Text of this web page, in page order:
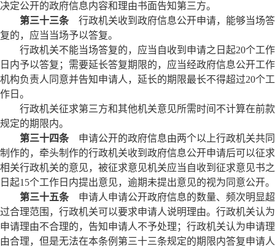
决定公开的政府信息内容和理由书面告知第三方。
第三十三条行政机关收到政府信息公开申请，能够当场答
复的，应当当场予以答复。
行政机关不能当场答复的，应当自收到申请之日起20个工作
日内予以答复；需要延长答复期限的，应当经政府信息公开工作
机构负责人同意并告知申请人，延长的期限最长不得超过20个工
作日。
行政机关征求第三方和其他机关意见所需时间不计算在前款
规定的期限内。
第三十四条申请公开的政府信息由两个以上行政机关共同
制作的，牵头制作的行政机关收到政府信息公开申请后可以征求
相关行政机关的意见，被征求意见机关应当自收到征求意见书之
日起15个工作日内提出意见，逾期未提出意见的视为同意公开。
第三十五条申请人申请公开政府信息的数量、频次明显超
过合理范围，行政机关可以要求申请人说明理由。行政机关认为
申请理由不合理的，告知申请人不予处理；行政机关认为申请理
由合理，但是无法在本条例第三十三条规定的期限内答复申请人